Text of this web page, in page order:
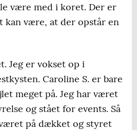
være med i koret. Der er
kan være, at der opstår en
Jeg er vokset op i
Caroline S. er bare
meget på. Jeg har været
og stået for events. Så
på dækket og styret